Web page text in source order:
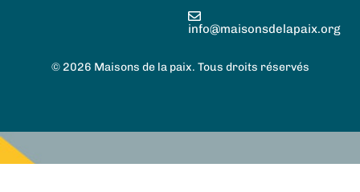
info@maisonsdelapaix.org
© 2026 Maisons de la paix. Tous droits réservés